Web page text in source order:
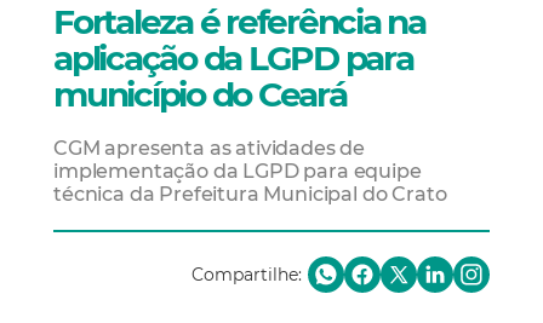
Fortaleza é referência na
aplicação da LGPD para
município do Ceará
CGM apresenta as atividades de
implementação da LGPD para equipe
técnica da Prefeitura Municipal do Crato
Compartilhe: